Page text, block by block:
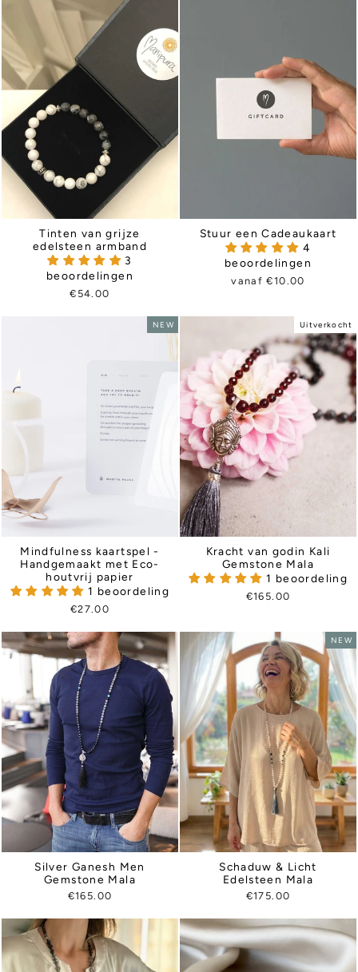
Tinten van grijze
edelsteen armband
3
beoordelingen
€54.00
Stuur een Cadeaukaart
4
beoordelingen
vanaf €10.00
NEW
Mindfulness kaartspel -
Handgemaakt met Eco-
houtvrij papier
1 beoordeling
€27.00
Uitverkocht
Kracht van godin Kali
Gemstone Mala
1 beoordeling
€165.00
Silver Ganesh Men
Gemstone Mala
€165.00
NEW
Schaduw & Licht
Edelsteen Mala
€175.00